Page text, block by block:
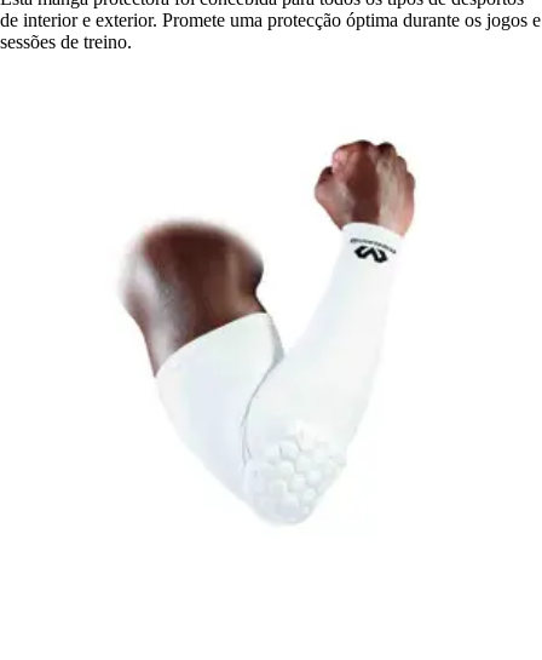
de interior e exterior. Promete uma protecção óptima durante os jogos e
sessões de treino.